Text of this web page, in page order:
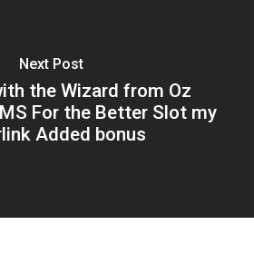
Next Post
the Wizard from Oz
For the Better Slot my
Added bonus